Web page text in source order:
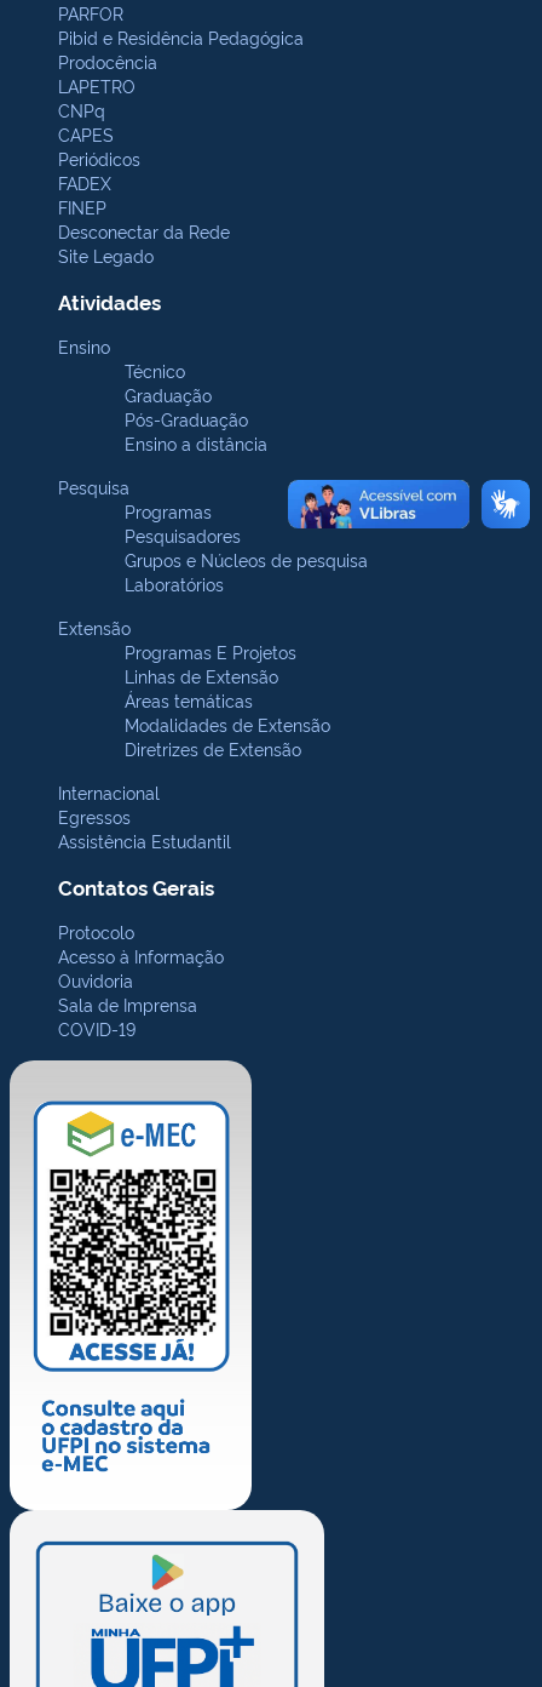
PARFOR
Pibid e Residência Pedagógica
Prodocência
LAPETRO
CNPq
CAPES
Periódicos
FADEX
FINEP
Desconectar da Rede
Site Legado
Atividades
Ensino
Técnico
Graduação
Pós-Graduação
Ensino a distância
Pesquisa
Programas
Pesquisadores
Grupos e Núcleos de pesquisa
Laboratórios
Extensão
Programas E Projetos
Linhas de Extensão
Áreas temáticas
Modalidades de Extensão
Diretrizes de Extensão
Internacional
Egressos
Assistência Estudantil
Contatos Gerais
Protocolo
Acesso à Informação
Ouvidoria
Sala de Imprensa
COVID-19